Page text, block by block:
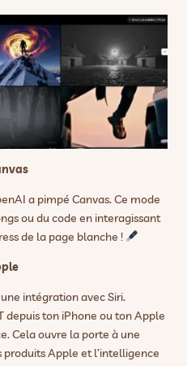
a pimpé Canvas. Ce mode
ou du code en interagissant
de la page blanche !
intégration avec Siri.
depuis ton iPhone ou ton Apple
Cela ouvre la porte à une
Apple et l’intelligence